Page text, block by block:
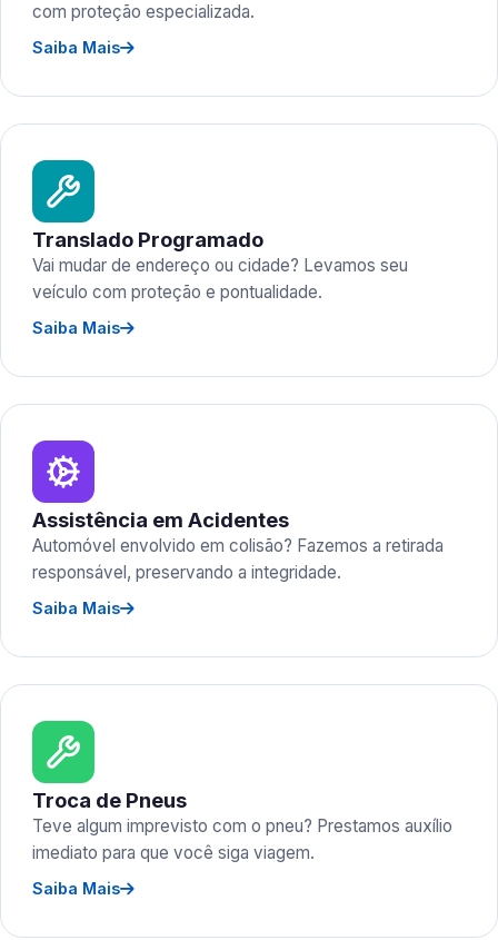
com proteção especializada.
Saiba Mais
Translado Programado
Vai mudar de endereço ou cidade? Levamos seu
veículo com proteção e pontualidade.
Saiba Mais
Assistência em Acidentes
Automóvel envolvido em colisão? Fazemos a retirada
responsável, preservando a integridade.
Saiba Mais
Troca de Pneus
Teve algum imprevisto com o pneu? Prestamos auxílio
imediato para que você siga viagem.
Saiba Mais